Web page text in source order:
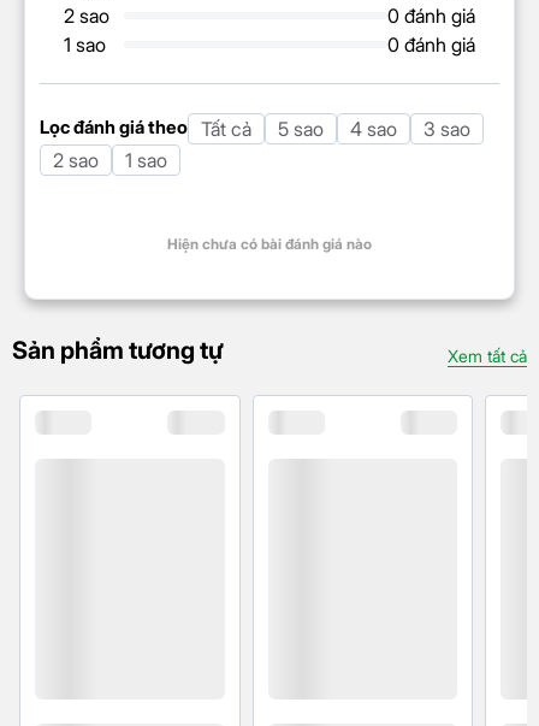
2 sao
0 đánh giá
1 sao
0 đánh giá
Lọc đánh giá theo Tất cả 5 sao 4 sao
3 sao
2 sao
1 sao
Hiện chưa có bài đánh giá nào
Sản phẩm tương tự Xem tất cả